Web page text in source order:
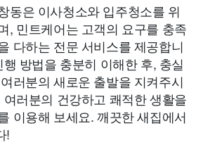
동은 이사청소와 입주청소를 위
, 민트케어는 고객의 요구를 충족
다하는 전문 서비스를 제공합니
방법을 충분히 이해한 후, 충실
러분의 새로운 출발을 지켜주시
러분의 건강하고 쾌적한 생활을
이용해 보세요. 깨끗한 새집에서
!